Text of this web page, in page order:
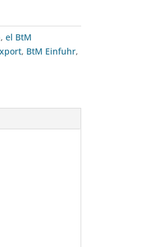
, el BtM
, BtM Einfuhr,